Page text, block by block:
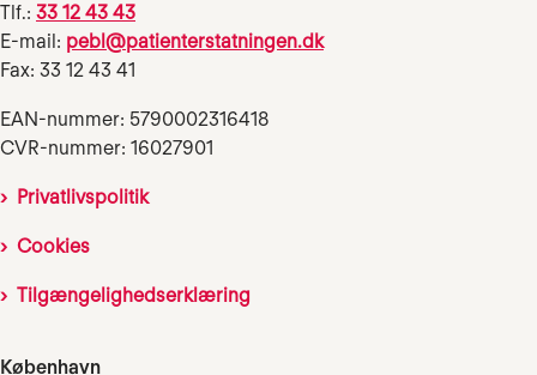
Tlf.: 33 12 43 43
E-mail: pebl@patienterstatningen.dk
Fax: 33 12 43 41
EAN-nummer: 5790002316418
CVR-nummer: 16027901
Privatlivspolitik
Cookies
Tilgængelighedserklæring
København